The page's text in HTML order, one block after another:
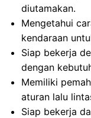
diutamakan.
Mengetahui
kendaraan
Siap bekerja
dengan
Memiliki
aturan lalu
Siap bekerja